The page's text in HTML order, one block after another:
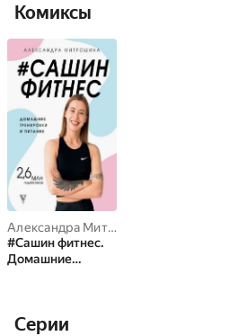
Комиксы
Александра Митрошина
#Сашин фитнес.
Домашние
Cерии